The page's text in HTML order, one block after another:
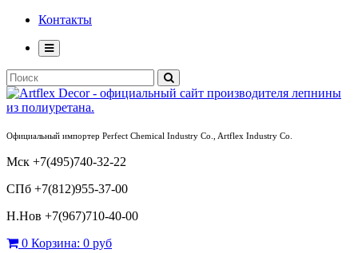
Контакты
Официальный импортер Perfect Chemical Industry Co., Artflex Industry Co.
Мск +7(495)740-32-22
СПб +7(812)955-37-00
Н.Нов +7(967)710-40-00
0 Корзина: 0 руб